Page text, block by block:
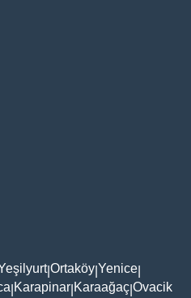
|Ortaköy Yenice
Karapinar Karaağaç Ovacik